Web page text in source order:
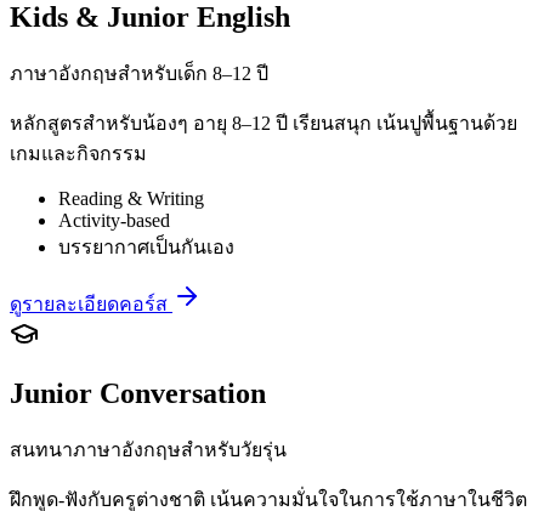
Kids & Junior English
ภาษาอังกฤษสำหรับเด็ก 8–12 ปี
หลักสูตรสำหรับน้องๆ อายุ 8–12 ปี เรียนสนุก เน้นปูพื้นฐานด้วย
เกมและกิจกรรม
Reading & Writing
Activity-based
บรรยากาศเป็นกันเอง
ดูรายละเอียดคอร์ส
Junior Conversation
สนทนาภาษาอังกฤษสำหรับวัยรุ่น
ฝึกพูด-ฟังกับครูต่างชาติ เน้นความมั่นใจในการใช้ภาษาในชีวิต